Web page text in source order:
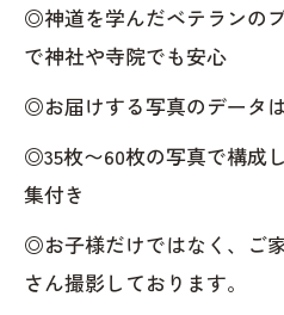
◎神道を学んだベテランの
で神社や寺院でも安心
◎お届けする写真のデータ
◎35枚〜60枚の写真で構成
集付き
◎お子様だけではなく、ご
さん撮影しております。